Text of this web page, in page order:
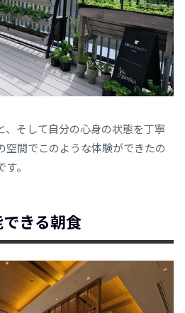
、そして自分の心身の状態を丁寧
空間でこのような体験ができたの
。
きる朝食